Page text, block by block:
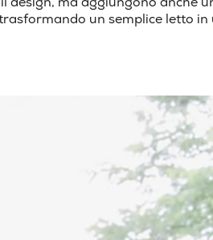
un semplice letto